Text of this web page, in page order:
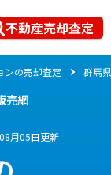
不動産売却査定
ンの売却査定 群馬県
売網
月05日更新